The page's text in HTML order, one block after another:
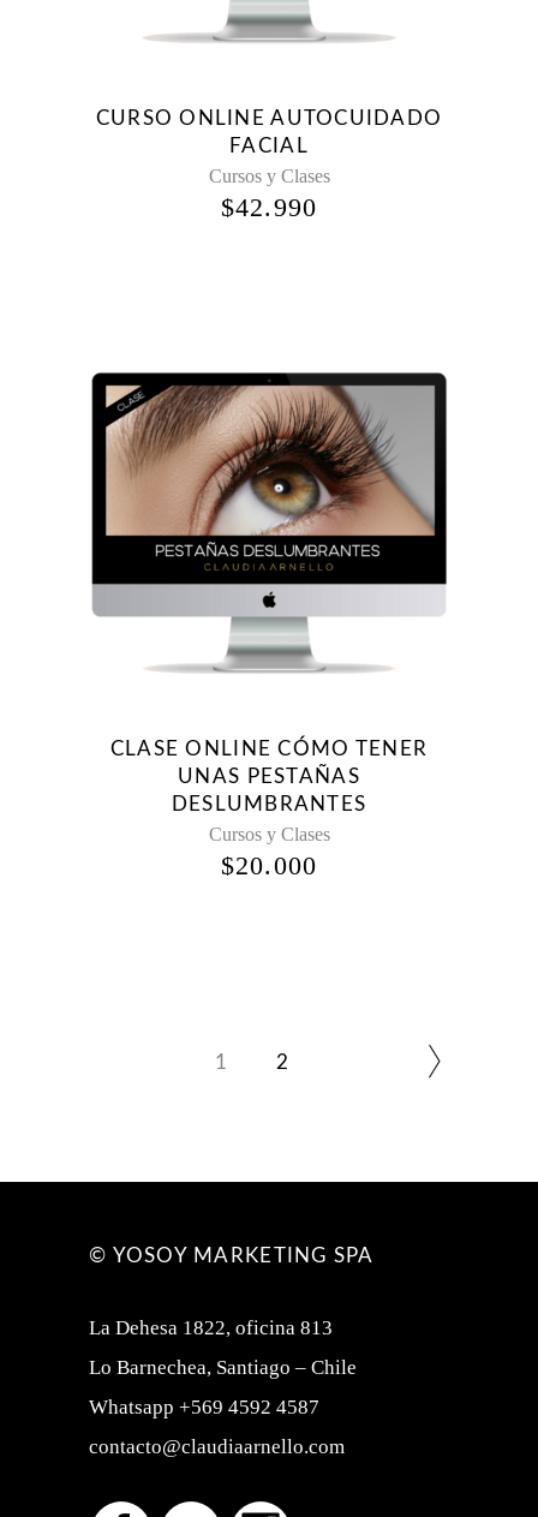
CURSO ONLINE AUTOCUIDADO
FACIAL
Cursos y Clases
$42.990
CLASE ONLINE CÓMO TENER
UNAS PESTAÑAS
DESLUMBRANTES
Cursos y Clases
$20.000
1 2
© YOSOY MARKETING SPA
La Dehesa 1822, oficina 813
Lo Barnechea, Santiago – Chile
Whatsapp +569 4592 4587
contacto@claudiaarnello.com